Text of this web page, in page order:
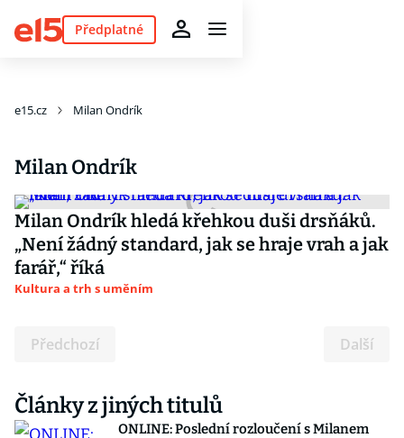
Předplatné
e15.cz Milan Ondrík
Milan Ondrík
Milan Ondrík hledá křehkou duši drsňáků.
„Není žádný standard, jak se hraje vrah a jak
farář,“ říká
Kultura a trh s uměním
Předchozí Další
Články z jiných titulů
ONLINE: Poslední rozloučení s Milanem